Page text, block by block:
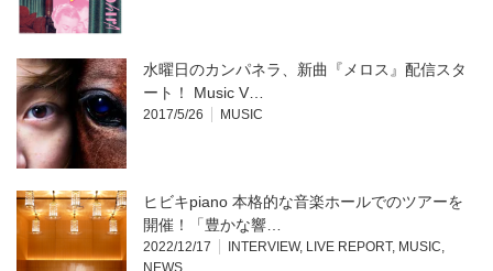
水曜日のカンパネラ、新曲『メロス』配信スタ
ート！ Music V…
2017/5/26 MUSIC
ヒビキpiano 本格的な音楽ホールでのツアーを
開催！「豊かな響…
2022/12/17 INTERVIEW, LIVE REPORT, MUSIC,